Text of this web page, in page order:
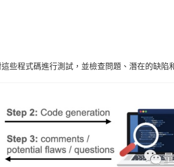
些程式碼進行測試，並檢查問題、潛在的缺陷